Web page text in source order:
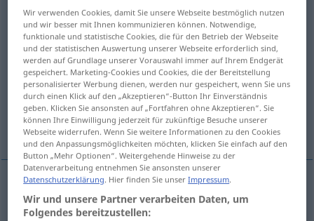
playtimes
Übersicht aller Übersetzungen
(Für mehr Details die Übersetzung anklicken/antippen)
Freizeit, Zeit zum Spielen zur Erholung
große Pause
Freizeitf playtime
Wir verwenden Cookies, damit Sie unsere Webseite bestmöglich nutzen
und wir besser mit Ihnen kommunizieren können. Notwendige,
funktionale und statistische Cookies, die für den Betrieb der Webseite
und der statistischen Auswertung unserer Webseite erforderlich sind,
werden auf Grundlage unserer Vorauswahl immer auf Ihrem Endgerät
gespeichert. Marketing-Cookies und Cookies, die der Bereitstellung
personalisierter Werbung dienen, werden nur gespeichert, wenn Sie uns
durch einen Klick auf den „Akzeptieren“-Button Ihr Einverständnis
geben. Klicken Sie ansonsten auf „Fortfahren ohne Akzeptieren“. Sie
können Ihre Einwilligung jederzeit für zukünftige Besuche unserer
Webseite widerrufen. Wenn Sie weitere Informationen zu den Cookies
und den Anpassungsmöglichkeiten möchten, klicken Sie einfach auf den
Button „Mehr Optionen“. Weitergehende Hinweise zu der
Datenverarbeitung entnehmen Sie ansonsten unserer
Datenschutzerklärung. Hier finden Sie unserImpressum.
Wir und unsere Partner verarbeiten Daten, um
Folgendes bereitzustellen: